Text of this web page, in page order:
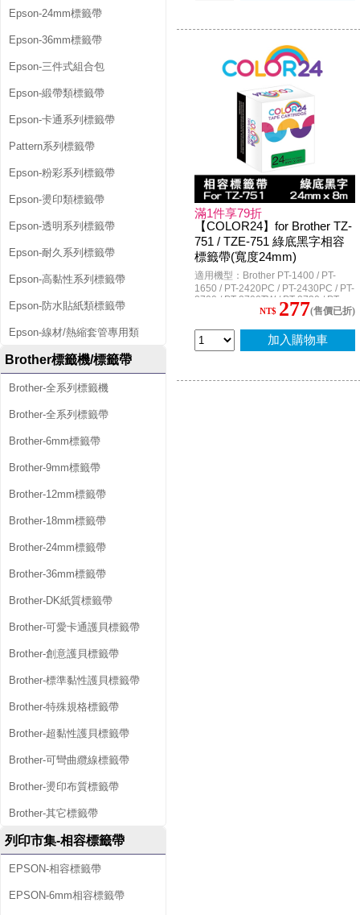
Epson-24mm標籤帶
Epson-36mm標籤帶
Epson-三件式組合包
Epson-緞帶類標籤帶
Epson-卡通系列標籤帶
Pattern系列標籤帶
Epson-粉彩系列標籤帶
Epson-燙印類標籤帶
Epson-透明系列標籤帶
Epson-耐久系列標籤帶
Epson-高黏性系列標籤帶
Epson-防水貼紙類標籤帶
Epson-線材/熱縮套管專用類
Brother標籤機/標籤帶
Brother-全系列標籤機
Brother-全系列標籤帶
Brother-6mm標籤帶
Brother-9mm標籤帶
Brother-12mm標籤帶
Brother-18mm標籤帶
Brother-24mm標籤帶
Brother-36mm標籤帶
Brother-DK紙質標籤帶
Brother-可愛卡通護貝標籤帶
Brother-創意護貝標籤帶
Brother-標準黏性護貝標籤帶
Brother-特殊規格標籤帶
Brother-超黏性護貝標籤帶
Brother-可彎曲纜線標籤帶
Brother-燙印布質標籤帶
Brother-其它標籤帶
列印市集-相容標籤帶
EPSON-相容標籤帶
EPSON-6mm相容標籤帶
P950NW / PT-P710BT
滿1件享79折
【COLOR24】for Brother TZ-
751 / TZE-751 綠底黑字相容
標籤帶(寬度24mm)
適用機型：Brother PT-1400 / PT-
1650 / PT-2420PC / PT-2430PC / PT-
2700 / PT-2700TW / PT-2730 / PT-
3600 / PT-7600 / PT-9500PC / PT-
PT-D600 / PT-D600HK / PT-E800T /
PT-E550W / PT-E550WVP / PT-
P950NW
NT$ 277(售價已折)
加入購物車